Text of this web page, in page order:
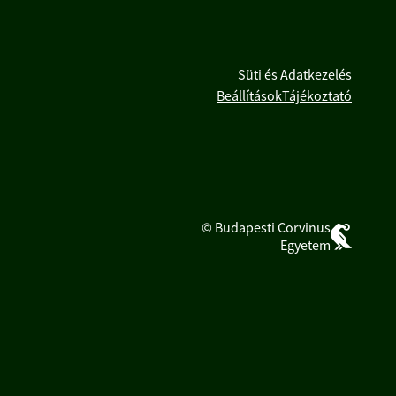
Süti és Adatkezelés
BeállításokTájékoztató
© Budapesti Corvinus
Egyetem